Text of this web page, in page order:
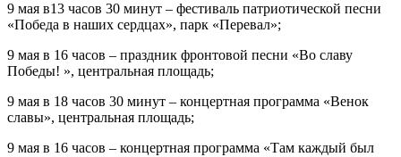
9 мая в13 часов 30 минут – фестиваль патриотической песни
«Победа в наших сердцах», парк «Перевал»;
9 мая в 16 часов – праздник фронтовой песни «Во славу
Победы! », центральная площадь;
9 мая в 18 часов 30 минут – концертная программа «Венок
славы», центральная площадь;
9 мая в 16 часов – концертная программа «Там каждый был